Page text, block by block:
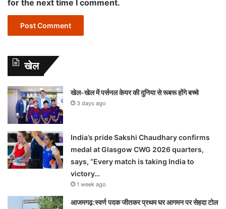
for the next time I comment.
खेल
खेल-खेल में पर्सनल केयर की दुनिया से रूबरू होंगे बच्चे
3 days ago
India’s pride Sakshi Chaudhary confirms
medal at Glasgow CWG 2026 quarters,
says, “Every match is taking India to
victory…
1 week ago
आजमगढ़:स्वर्ण पदक जीतकर प्रथम घर आगमन पर सेहदा टोल